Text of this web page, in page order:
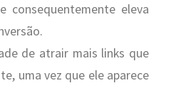
consequentemente eleva
de atrair mais links que
uma vez que ele aparece